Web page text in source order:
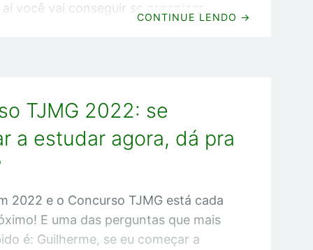
você vai conseguir se organizar
ainda não me conhece, meu nome é
CONTINUE LENDO →
TJMG 2022: se
a estudar agora, dá pra
2022 e o Concurso TJMG está cada
E uma das perguntas que mais
é: Guilherme, se eu começar a